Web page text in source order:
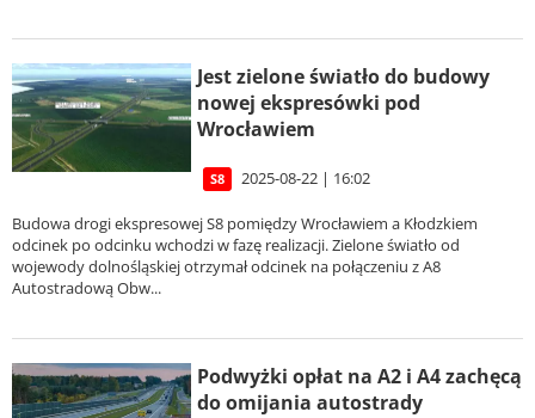
Jest zielone światło do budowy
nowej ekspresówki pod
Wrocławiem
S8 2025-08-22 | 16:02
Budowa drogi ekspresowej S8 pomiędzy Wrocławiem a Kłodzkiem
odcinek po odcinku wchodzi w fazę realizacji. Zielone światło od
wojewody dolnośląskiej otrzymał odcinek na połączeniu z A8
Autostradową Obw...
Podwyżki opłat na A2 i A4 zachęcą
do omijania autostrady